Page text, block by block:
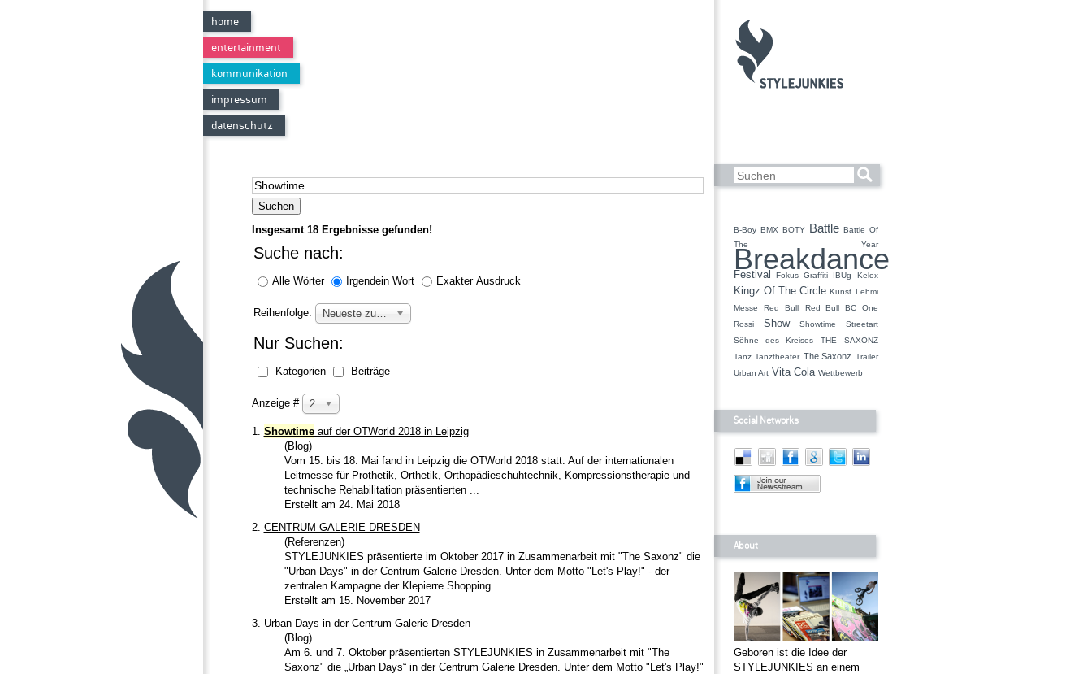
home
entertainment
kommunikation
impressum
datenschutz
Suchen
Insgesamt 18Ergebnisse gefunden!
Suche nach:
Alle Wörter Irgendein Wort Exakter Ausdruck
Reihenfolge: Neueste zuerst
Nur Suchen:
Kategorien Beiträge
Anzeige # 20
1. Showtimeauf der OTWorld 2018 in Leipzig
(Blog)
Vom 15. bis 18. Mai fand in Leipzig die OTWorld 2018 statt. Auf der internationalen
Leitmesse für Prothetik, Orthetik, Orthopädieschuhtechnik, Kompressionstherapie und
technische Rehabilitation präsentierten ...
Erstellt am 24. Mai 2018
2. CENTRUM GALERIE DRESDEN
(Referenzen)
STYLEJUNKIES präsentierte im Oktober 2017 in Zusammenarbeit mit "The Saxonz" die
"Urban Days" in der Centrum Galerie Dresden. Unter dem Motto "Let's Play!" - der
zentralen Kampagne der Klepierre Shopping ...
Erstellt am 15. November 2017
3. Urban Days in der Centrum Galerie Dresden
(Blog)
Am 6. und 7. Oktober präsentierten STYLEJUNKIES in Zusammenarbeit mit "The
Saxonz" die „Urban Days“ in der Centrum Galerie Dresden. Unter dem Motto "Let's Play!"
B-Boy BMX BOTY Battle Battle Of
The Year
Breakdance
Festival Fokus Graffiti IBUg Kelox
Kingz Of The Circle Kunst Lehmi
Messe
Red Bull
Red Bull BC One
Rossi
Show Showtime
Streetart
Söhne des Kreises
THE SAXONZ
Tanz Tanztheater The Saxonz Trailer
Urban Art Vita Cola Wettbewerb
Social Networks
About
Geboren ist die Idee der
STYLEJUNKIES an einem